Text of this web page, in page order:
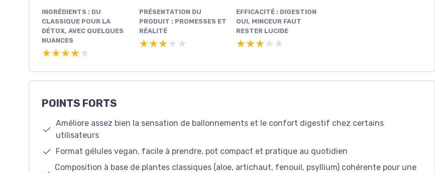
INGRÉDIENTS : DU
CLASSIQUE POUR LA
DÉTOX, AVEC QUELQUES
NUANCES
★★★★★
★★★★★
PRÉSENTATION DU
PRODUIT : PROMESSES ET
RÉALITÉ
★★★★★
★★★★★
EFFICACITÉ : DIGESTION
OUI, MINCEUR FAUT
RESTER LUCIDE
★★★★★
★★★★★
POINTS FORTS
Améliore assez bien la sensation de ballonnements et le confort digestif chez certains
utilisateurs
Format gélules vegan, facile à prendre, pot compact et pratique au quotidien
Composition à base de plantes classiques (aloe, artichaut, fenouil, psyllium) cohérente pour une